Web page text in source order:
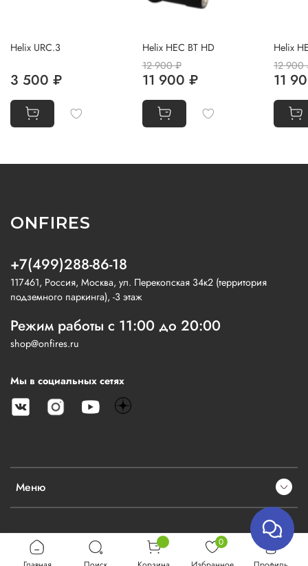
Helix URC.3
3 500 ₽
Helix HEC BT HD
12 900 ₽
11 900 ₽
Helix
12 900
11
Меню
ONFIRES
+7(499)288-86-18
117461, Россия, Москва, ул. Перекопская 34к2 (территория
подземного паркинга), -3 этаж
Режим работы с 11:00 до 20:00
shop@onfires.ru
Мы в социальных сетях
0